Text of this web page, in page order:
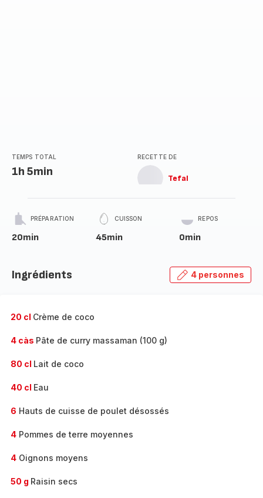
TEMPS TOTAL
1h 5min
RECETTE DE
Tefal
PRÉPARATION
20min
CUISSON
45min
REPOS
0min
Ingrédients 4 personnes
20 cl Crème de coco
4 càs Pâte de curry massaman (100 g)
80 cl Lait de coco
40 cl Eau
6 Hauts de cuisse de poulet désossés
4 Pommes de terre moyennes
4 Oignons moyens
50 g Raisin secs